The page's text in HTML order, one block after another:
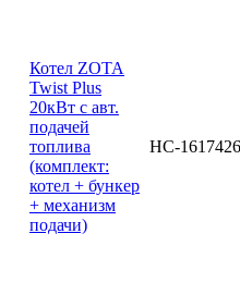
Котел ZOTA
Twist Plus
20кВт с авт.
подачей
топлива
(комплект:
котел + бункер
+ механизм
подачи)
НС-1617426